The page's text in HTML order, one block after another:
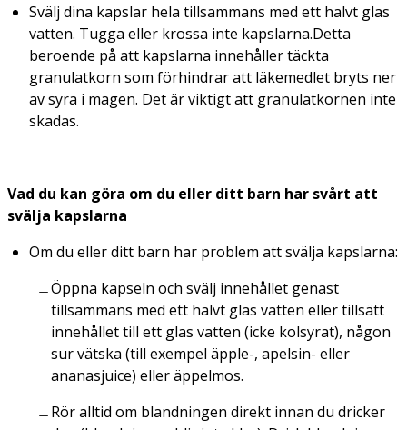
Svälj dina kapslar hela tillsammans med ett halvt glas
vatten. Tugga eller krossa inte kapslarna.Detta
beroende på att kapslarna innehåller täckta
granulatkorn som förhindrar att läkemedlet bryts ner
av syra i magen. Det är viktigt att granulatkornen inte
skadas.
Vad du kan göra om du eller ditt barn har svårt att
svälja kapslarna
Om du eller ditt barn har problem att svälja kapslarna:
Öppna kapseln och svälj innehållet genast
tillsammans med ett halvt glas vatten eller tillsätt
innehållet till ett glas vatten (icke kolsyrat), någon
sur vätska (till exempel äpple-, apelsin- eller
ananasjuice) eller äppelmos.
Rör alltid om blandningen direkt innan du dricker